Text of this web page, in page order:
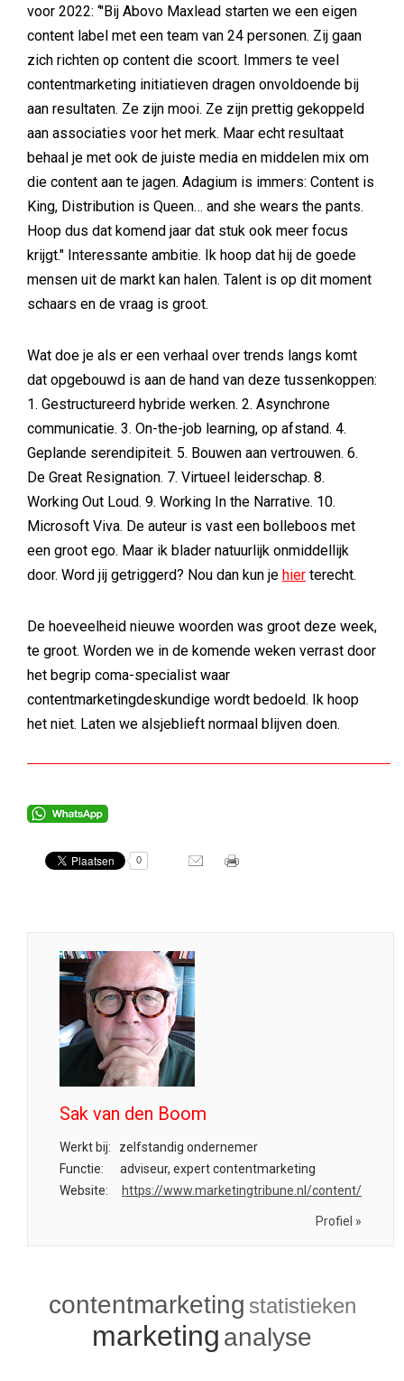
voor 2022: ‘"Bij Abovo Maxlead starten we een eigen
content label met een team van 24 personen. Zij gaan
zich richten op content die scoort. Immers te veel
contentmarketing initiatieven dragen onvoldoende bij
aan resultaten. Ze zijn mooi. Ze zijn prettig gekoppeld
aan associaties voor het merk. Maar echt resultaat
behaal je met ook de juiste media en middelen mix om
die content aan te jagen. Adagium is immers: Content is
King, Distribution is Queen… and she wears the pants.
Hoop dus dat komend jaar dat stuk ook meer focus
krijgt." Interessante ambitie. Ik hoop dat hij de goede
mensen uit de markt kan halen. Talent is op dit moment
schaars en de vraag is groot.
Wat doe je als er een verhaal over trends langs komt
dat opgebouwd is aan de hand van deze tussenkoppen:
1. Gestructureerd hybride werken. 2. Asynchrone
communicatie. 3. On-the-job learning, op afstand. 4.
Geplande serendipiteit. 5. Bouwen aan vertrouwen. 6.
De Great Resignation. 7. Virtueel leiderschap. 8.
Working Out Loud. 9. Working In the Narrative. 10.
Microsoft Viva. De auteur is vast een bolleboos met
een groot ego. Maar ik blader natuurlijk onmiddellijk
door. Word jij getriggerd? Nou dan kun je hier terecht.
De hoeveelheid nieuwe woorden was groot deze week,
te groot. Worden we in de komende weken verrast door
het begrip coma-specialist waar
contentmarketingdeskundige wordt bedoeld. Ik hoop
het niet. Laten we alsjeblieft normaal blijven doen.
0
Sak van den Boom
Werkt bij:
zelfstandig ondernemer
Functie:
adviseur, expert contentmarketing
Website:
https://www.marketingtribune.nl/content/
Profiel »
contentmarketing statistieken
marketing analyse